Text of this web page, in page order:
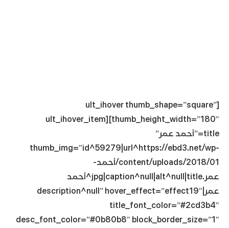
[ult_ihover thumb_shape=”square”
thumb_height_width=”180″][ult_ihover_item
title=”أحمد عمر”
thumb_img=”id^59279|url^https://ebd3.net/wp-
content/uploads/2018/01/أحمد-
عمر.jpg|caption^null|alt^null|title^أحمد
عمر|description^null” hover_effect=”effect19″
title_font_color=”#2cd3b4″
desc_font_color=”#0b80b8″ block_border_size=”1″